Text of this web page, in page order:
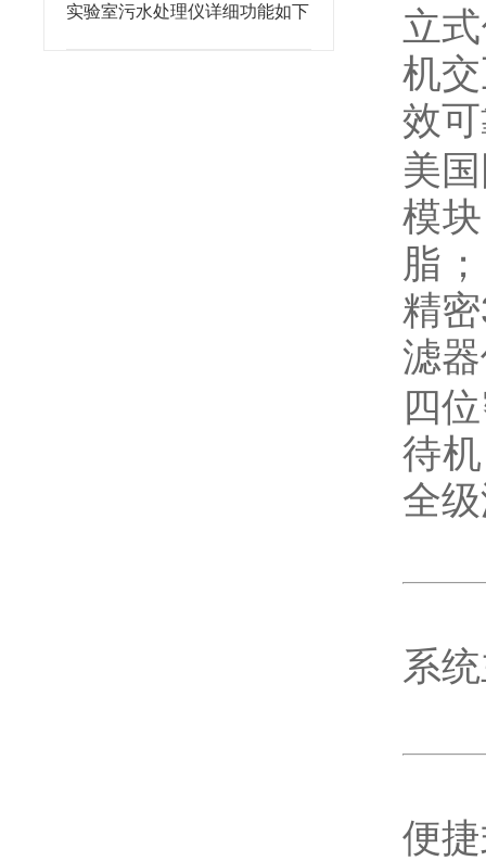
实验室污水处理仪详细功能如下
立
机
效
美
模
脂
精密
滤
四
待
全
系
便